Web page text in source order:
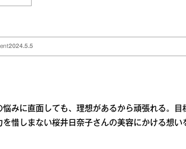
2024.5.5
悩みに直面しても、理想があるから頑張れる。
を惜しまない桜井日奈子さんの美容にかける想い